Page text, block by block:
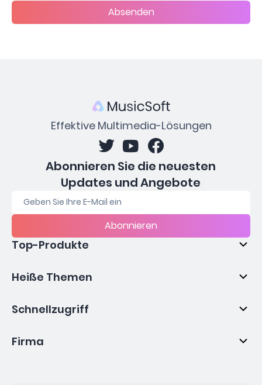
Absenden
Effektive Multimedia-Lösungen
Abonnieren Sie die neuesten
Updates und Angebote
Abonnieren
Top-Produkte
Heiße Themen
Schnellzugriff
Firma